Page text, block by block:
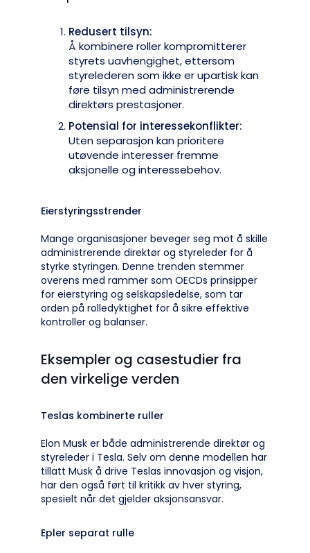
Redusert tilsyn:
Å kombinere roller kompromitterer
styrets uavhengighet, ettersom
styrelederen som ikke er upartisk kan
føre tilsyn med administrerende
direktørs prestasjoner.
Potensial for interessekonflikter:
Uten separasjon kan prioritere
utøvende interesser fremme
aksjonelle og interessebehov.
Eierstyringsstrender
Mange organisasjoner beveger seg mot å skille
administrerende direktør og styreleder for å
styrke styringen. Denne trenden stemmer
overens med rammer som OECDs prinsipper
for eierstyring og selskapsledelse, som tar
orden på rolledyktighet for å sikre effektive
kontroller og balanser.
Eksempler og casestudier fra
den virkelige verden
Teslas kombinerte ruller
Elon Musk er både administrerende direktør og
styreleder i Tesla. Selv om denne modellen har
tillatt Musk å drive Teslas innovasjon og visjon,
har den også ført til kritikk av hver styring,
spesielt når det gjelder aksjonsansvar.
Epler separat rulle